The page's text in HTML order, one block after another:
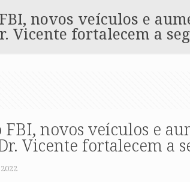
novos veículos e
Vicente fortalecem a
novos veículos e
Vicente fortalecem a